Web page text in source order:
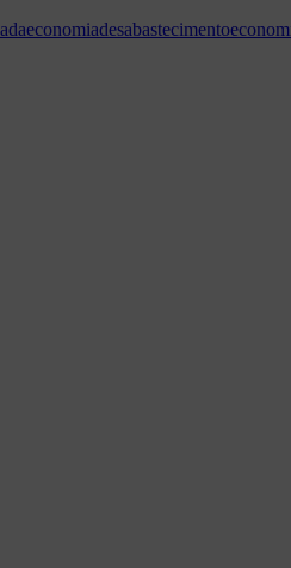
desabastecimento